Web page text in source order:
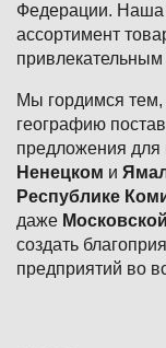
Федерации. Наша
ассортимент
Мы гордимся
географию
предложения для
Ненецком и
Республике
даже
создать
предприятий во